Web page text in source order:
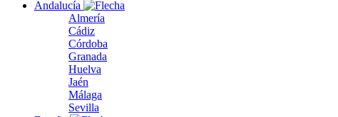
Andalucía
Almería
Cádiz
Córdoba
Granada
Huelva
Jaén
Málaga
Sevilla